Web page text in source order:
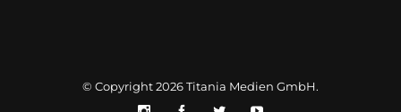
© Copyright 2026Titania Medien GmbH.